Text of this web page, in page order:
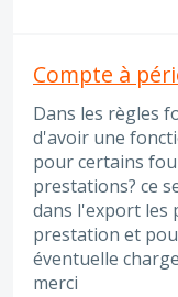
Compte à
Dans les règles
d'avoir une
pour certains
prestations? ce
dans l'export les
prestation et
éventuelle
merci